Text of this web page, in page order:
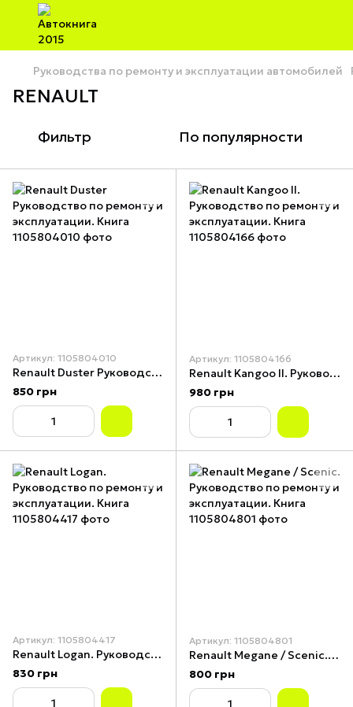
Руководства по ремонту и эксплуатации автомобилей
RENAULT
Фильтр По популярности
Артикул: 1105804010
Renault Duster Руководство по ремонту и эксплуатации. Книга
850 грн
Артикул: 1105804166
Renault Kangoo II. Руководство по ремонту и эксплуатации. Книга
980 грн
Артикул: 1105804417
Renault Logan. Руководство по ремонту и эксплуатации. Книга
830 грн
Артикул: 1105804801
Renault Megane / Scenic. Руководство по ремонту и эксплуатации. Книга
800 грн